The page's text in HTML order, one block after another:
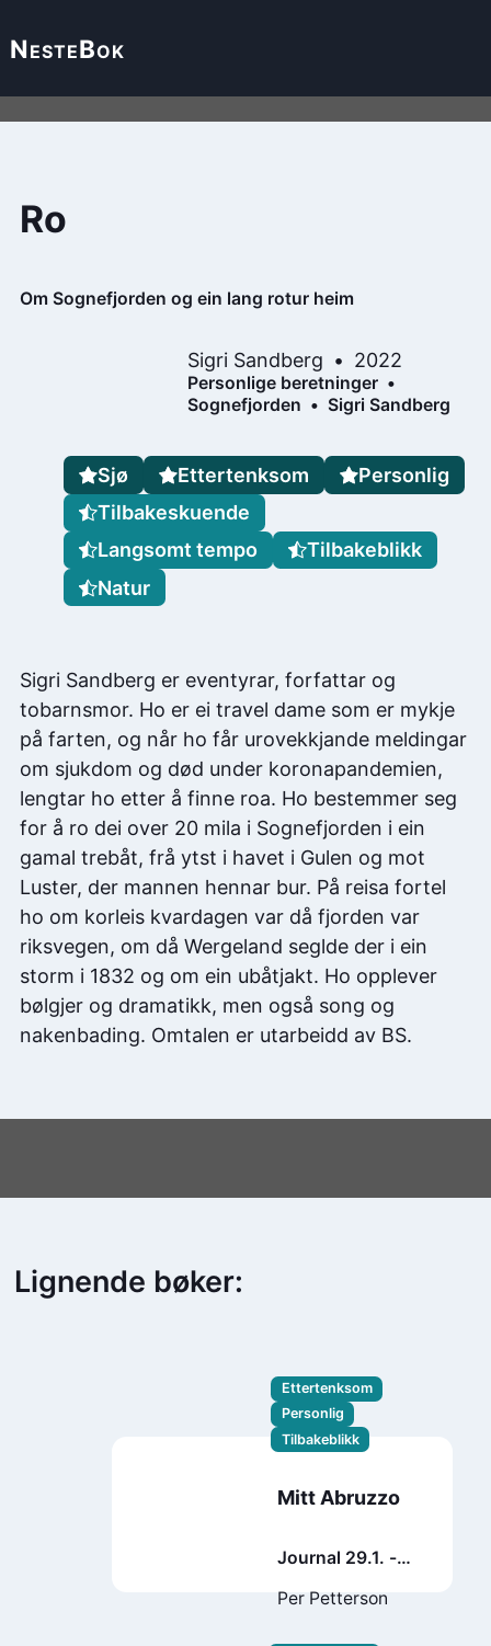
NesteBok
Ro
Om Sognefjorden og ein lang rotur heim
Sigri Sandberg 2022
Personlige beretninger
Sognefjorden
Sigri Sandberg
Sigri Sandberg er eventyrar, forfattar og
tobarnsmor. Ho er ei travel dame som er mykje
på farten, og når ho får urovekkjande meldingar
om sjukdom og død under koronapandemien,
lengtar ho etter å finne roa. Ho bestemmer seg
for å ro dei over 20 mila i Sognefjorden i ein
gamal trebåt, frå ytst i havet i Gulen og mot
Luster, der mannen hennar bur. På reisa fortel
ho om korleis kvardagen var då fjorden var
riksvegen, om då Wergeland seglde der i ein
storm i 1832 og om ein ubåtjakt. Ho opplever
bølgjer og dramatikk, men også song og
nakenbading. Omtalen er utarbeidd av BS.
Sjø Ettertenksom
Personlig
Tilbakeskuende
Langsomt tempo
Tilbakeblikk
Natur
Lignende bøker:
Ettertenksom
Personlig
Tilbakeblikk
Mitt Abruzzo
Journal 29.1. -
Per Petterson